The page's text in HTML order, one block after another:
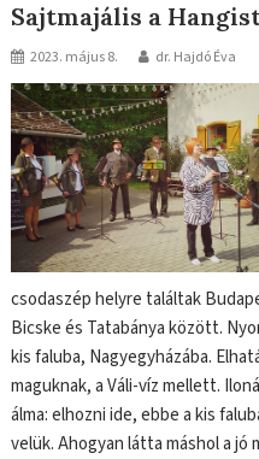
Sajtmajális a
2023. május 8. dr. Hajdó Éva
csodaszép helyre találtak
Bicske és Tatabánya között.
kis faluba, Nagyegyházába.
maguknak, a Váli-víz mellett.
álma: elhozni ide, ebbe a kis
velük. Ahogyan látta máshol a